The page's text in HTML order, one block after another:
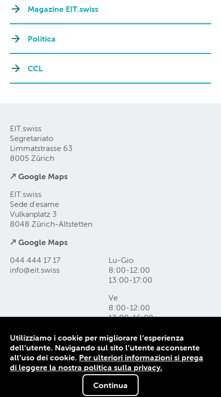
Magazine EIT.swiss
Politica
CCL
EIT.swiss
Segretariato
Limmatstrasse 63
8005 Zürich
↗ Google Maps
EIT.swiss
Sede d'esame
Vulkanplatz 3
8048 Zürich-Altstetten
↗ Google Maps
044 444 17 17
info@eit swiss
Lu-Gio
8:00-12:00
13:00-17:00
Ve
8:00-12:00
13:00-16:00
Come raggiungerci e form di contatto
Protezione dei dati
Colophon
CG
© 1906-2026 EIT.swiss
Utilizziamo i cookie per migliorare l’esperienza
dell’utente. Navigando sul sito l’utente acconsente
all’uso dei cookie. Per ulteriori informazioni si prega
di leggere la nostra politica sulla privacy.
Continua